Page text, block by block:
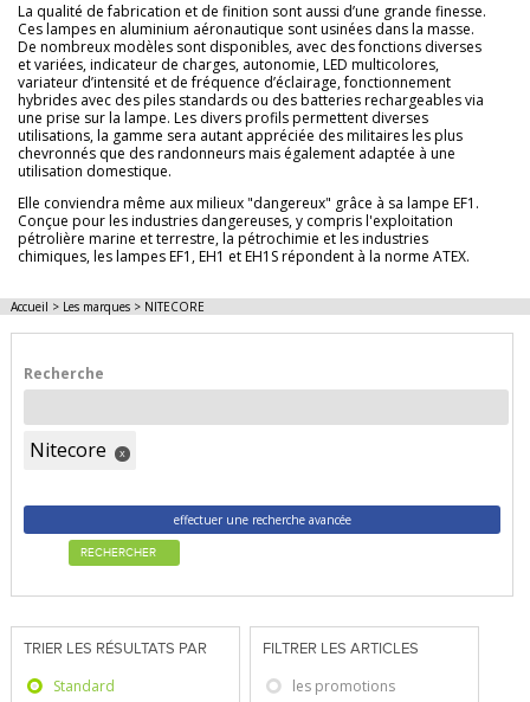
La qualité de fabrication et de finition sont aussi d’une grande finesse.
Ces lampes en aluminium aéronautique sont usinées dans la masse.
De nombreux modèles sont disponibles, avec des fonctions diverses
et variées, indicateur de charges, autonomie, LED multicolores,
variateur d’intensité et de fréquence d’éclairage, fonctionnement
hybrides avec des piles standards ou des batteries rechargeables via
une prise sur la lampe. Les divers profils permettent diverses
utilisations, la gamme sera autant appréciée des militaires les plus
chevronnés que des randonneurs mais également adaptée à une
utilisation domestique.
Elle conviendra même aux milieux "dangereux" grâce à sa lampe EF1.
Conçue pour les industries dangereuses, y compris l'exploitation
pétrolière marine et terrestre, la pétrochimie et les industries
chimiques, les lampes EF1, EH1 et EH1S répondent à la norme ATEX.
Accueil > Les marques> NITECORE
Recherche
Nitecore x
effectuer une recherche avancée
RECHERCHER
TRIER LES RÉSULTATS PAR
Standard
FILTRER LES ARTICLES
les promotions